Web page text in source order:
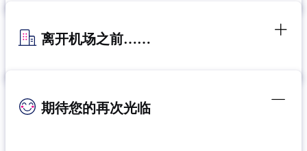
离开机场之前……
期待您的再次光临